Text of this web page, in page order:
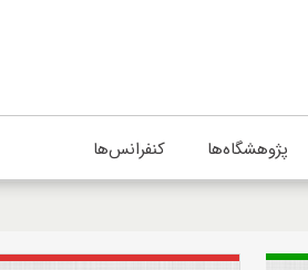
پژوهشگاه‌ها کنفرانس‌ها